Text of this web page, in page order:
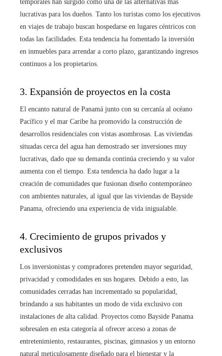
temporales han surgido como una de las alternativas más
lucrativas para los dueños. Tanto los turistas como los ejecutivos
en viajes de trabajo buscan hospedarse en lugares céntricos con
todas las facilidades. Esta tendencia ha fomentado la inversión
en inmuebles para arrendar a corto plazo, garantizando ingresos
continuos a los propietarios.
3. Expansión de proyectos en la costa
El encanto natural de Panamá junto con su cercanía al océano
Pacífico y el mar Caribe ha promovido la construcción de
desarrollos residenciales con vistas asombrosas. Las viviendas
situadas cerca del agua han demostrado ser inversiones muy
lucrativas, dado que su demanda continúa creciendo y su valor
aumenta con el tiempo. Esta tendencia ha dado lugar a la
creación de comunidades que fusionan diseño contemporáneo
con ambientes naturales, al igual que las viviendas de Bayside
Panama, ofreciendo una experiencia de vida inigualable.
4. Crecimiento de grupos privados y
exclusivos
Los inversionistas y compradores pretenden mayor seguridad,
privacidad y comodidades en sus hogares. Debido a esto, las
comunidades cerradas han incrementado su popularidad,
brindando a sus habitantes un modo de vida exclusivo con
instalaciones de alta calidad. Proyectos como Bayside Panama
sobresalen en esta categoría al ofrecer acceso a zonas de
entretenimiento, restaurantes, piscinas, gimnasios y un entorno
natural meticulosamente diseñado para el bienestar y la